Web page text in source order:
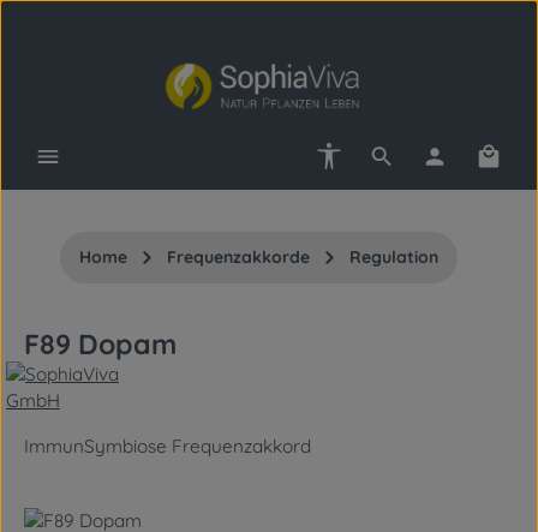
Zum Hauptinhalt springen
Werkzeugleiste anzeigen
Home Frequenzakkorde Regulation
F89 Dopam
ImmunSymbiose Frequenzakkord
Bildergalerie überspringen